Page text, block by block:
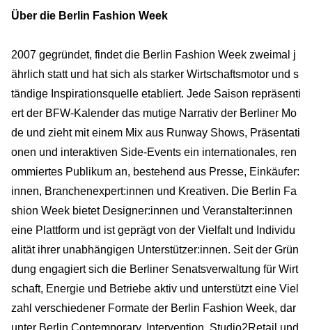
Über die Berlin Fashion Week
2007 gegründet, findet die Berlin Fashion Week zweimal j
ährlich statt und hat sich als starker Wirtschaftsmotor und s
tändige Inspirationsquelle etabliert. Jede Saison repräsenti
ert der BFW-Kalender das mutige Narrativ der Berliner Mo
de und zieht mit einem Mix aus Runway Shows, Präsentati
onen und interaktiven Side-Events ein internationales, ren
ommiertes Publikum an, bestehend aus Presse, Einkäufer:
innen, Branchenexpert:innen und Kreativen. Die Berlin Fa
shion Week bietet Designer:innen und Veranstalter:innen
eine Plattform und ist geprägt von der Vielfalt und Individu
alität ihrer unabhängigen Unterstützer:innen. Seit der Grün
dung engagiert sich die Berliner Senatsverwaltung für Wirt
schaft, Energie und Betriebe aktiv und unterstützt eine Viel
zahl verschiedener Formate der Berlin Fashion Week, dar
unter Berlin Contemporary, Intervention, Studio2Retail und